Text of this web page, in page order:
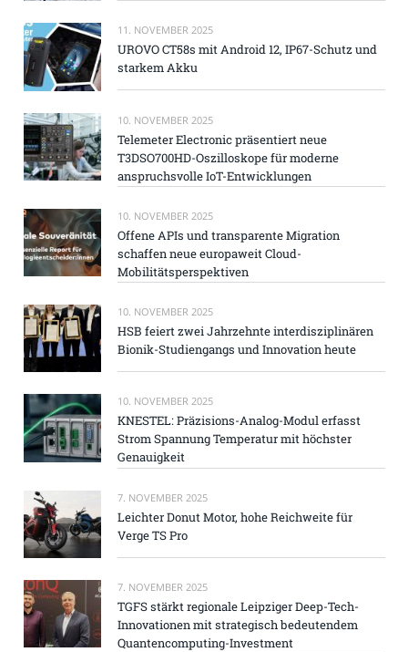
11. NOVEMBER 2025
UROVO CT58s mit Android 12, IP67-Schutz und
starkem Akku
10. NOVEMBER 2025
Telemeter Electronic präsentiert neue
T3DSO700HD-Oszilloskope für moderne
anspruchsvolle IoT-Entwicklungen
10. NOVEMBER 2025
Offene APIs und transparente Migration
schaffen neue europaweit Cloud-
Mobilitätsperspektiven
10. NOVEMBER 2025
HSB feiert zwei Jahrzehnte interdisziplinären
Bionik-Studiengangs und Innovation heute
10. NOVEMBER 2025
KNESTEL: Präzisions-Analog-Modul erfasst
Strom Spannung Temperatur mit höchster
Genauigkeit
7. NOVEMBER 2025
Leichter Donut Motor, hohe Reichweite für
Verge TS Pro
7. NOVEMBER 2025
TGFS stärkt regionale Leipziger Deep-Tech-
Innovationen mit strategisch bedeutendem
Quantencomputing-Investment